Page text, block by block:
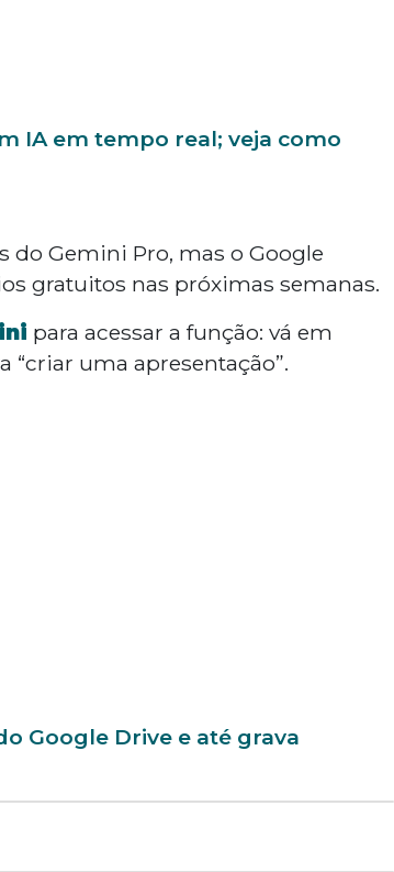
IA em tempo real; veja como
do Gemini Pro, mas o Google
gratuitos nas próximas semanas.
para acessar a função: vá em
“criar uma apresentação”.
Google Drive e até grava